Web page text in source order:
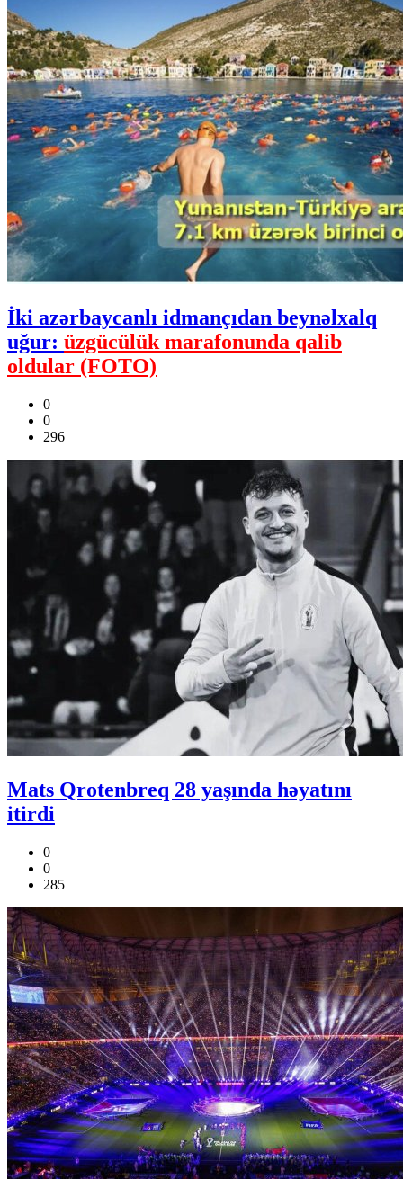
İki azərbaycanlı idmançıdan beynəlxalq
uğur: üzgücülük marafonunda qalib
oldular (FOTO)
0
0
296
Mats Qrotenbreq 28 yaşında həyatını
itirdi
0
0
285